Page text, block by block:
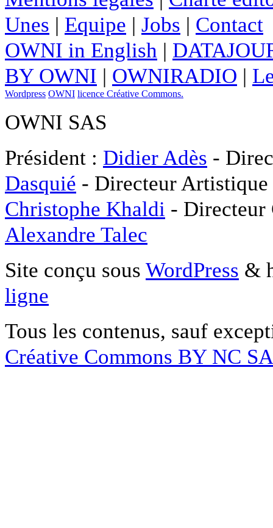
Unes | Equipe | Jobs | Contact
OWNI in English |
BY OWNI | OWNIRADIO |
Wordpress OWNI licence Créative Commons.
OWNI SAS
Président : Didier Adès -
Dasquié - Directeur
Christophe Khaldi -
Alexandre Talec
Site conçu sous WordPress &
ligne
Tous les contenus, sauf
Créative Commons BY NC SA